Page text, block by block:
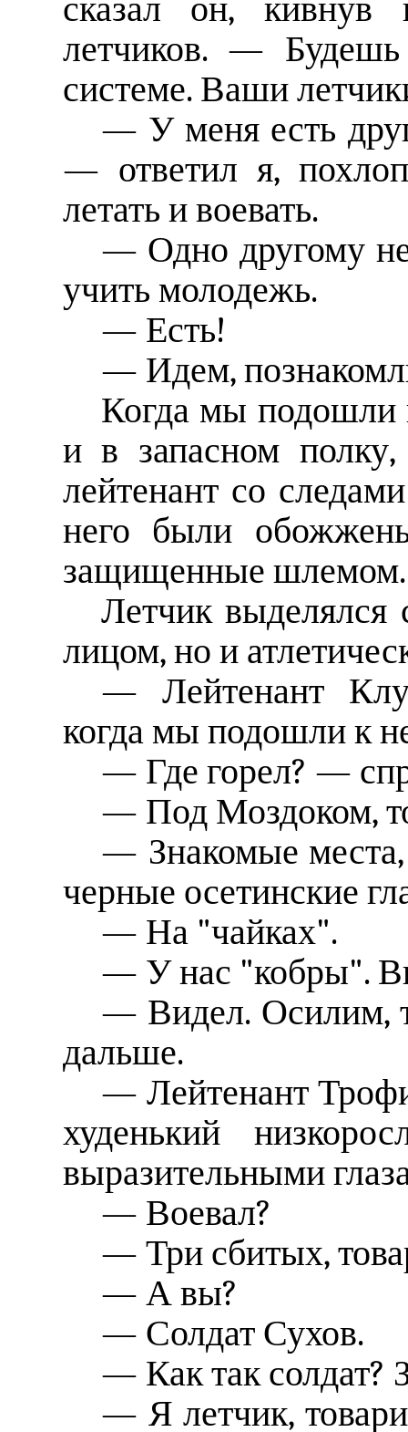
сказал он, кивнув
летчиков. —
системе. Ваши
— У меня есть
— ответил я,
летать и воевать.
— Одно другому
учить молодежь.
— Есть!
— Идем,
Когда мы подошли
и в запасном
лейтенант со
него были
защищенные шлемом.
Летчик выделялся
лицом, но и
— Лейтенант
когда мы подошли к
— Где горел? —
— Под Моздоком,
— Знакомые
черные осетинские
— На "чайках".
— У нас "кобры".
— Видел. Осилим,
дальше.
— Лейтенант
худенький
выразительными
— Воевал?
— Три сбитых,
— А вы?
— Солдат Сухов.
— Как так солдат?
— Я летчик,